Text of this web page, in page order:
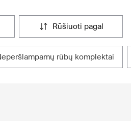
rūšiuoti pagal
neperšlampamų rūbų komplektai